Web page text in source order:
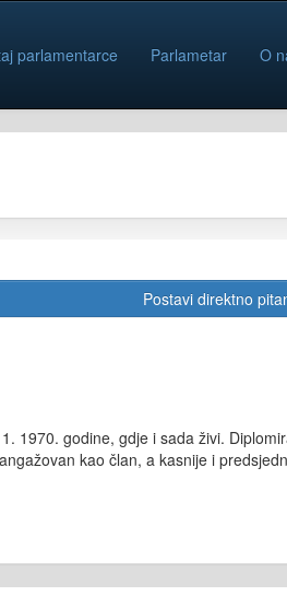
parlamentarce Parlametar O
Postavi direktno
1970. godine, gdje i sada živi.
kao član, a kasnije i